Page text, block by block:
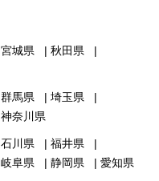
宮城県
秋田県
群馬県
埼玉県
神奈川県
石川県
福井県
岐阜県 静岡県 愛知県